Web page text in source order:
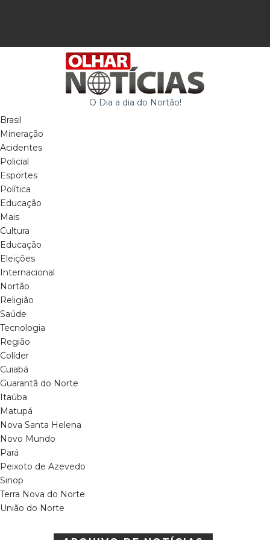
O Dia a dia do Nortão!
Brasil
Mineração
Acidentes
Policial
Esportes
Política
Educação
Mais
Cultura
Educação
Eleições
Internacional
Nortão
Religião
Saúde
Tecnologia
Região
Colíder
Cuiabá
Guarantã do Norte
Itaúba
Matupá
Nova Santa Helena
Novo Mundo
Pará
Peixoto de Azevedo
Sinop
Terra Nova do Norte
União do Norte